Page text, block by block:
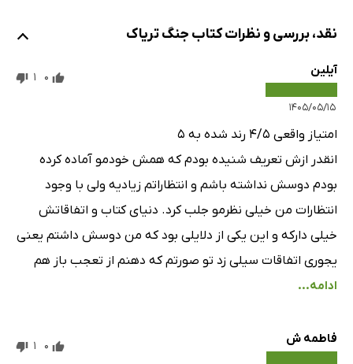
نقد، بررسی و نظرات کتاب جنگ تریاک
آیلین
۱۴۰۵/۰۵/۱۵
0
1
امتیاز واقعی ۴/۵ رند شده به ۵
انقدر ازش تعریف شنیده بودم که همش خودمو آماده کرده
بودم دوسش نداشته باشم و انتظاراتم زیادیه ولی با وجود
انتظارات من خیلی نظرمو جلب کرد. دنیای کتاب و اتفاقاتش
خیلی دارکه و این یکی از دلایلی بود که من دوسش داشتم یعنی
یجوری اتفاقات سیلی زد تو صورتم که دهنم از تعجب باز هم
ادامه...
فاطمه ش 0
1